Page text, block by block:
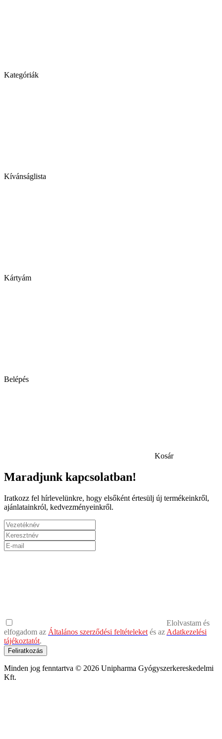
Kategóriák
Kívánságlista
Kártyám
Belépés
Kosár
Maradjunk kapcsolatban!
Iratkozz fel hírlevelünkre, hogy elsőként értesülj új termékeinkről,
ajánlatainkról, kedvezményeinkről.
Elolvastam és
elfogadom az Általános szerződési feltételeket és az Adatkezelési
tájékoztatót.
Feliratkozás
Minden jog fenntartva © 2026 Unipharma Gyógyszerkereskedelmi
Kft.